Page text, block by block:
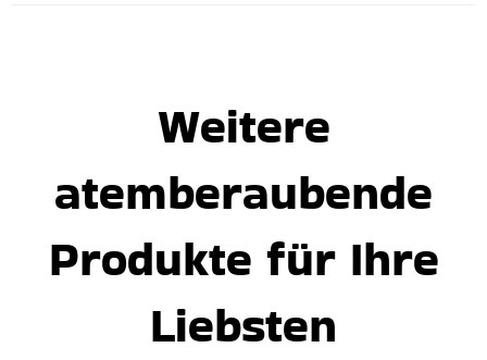
Weitere
atemberaubende
Produkte für Ihre
Liebsten